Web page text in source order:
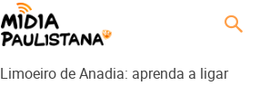
de Anadia: aprenda a ligar